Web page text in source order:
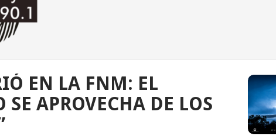
EN LA FNM: EL
APROVECHA DE LOS